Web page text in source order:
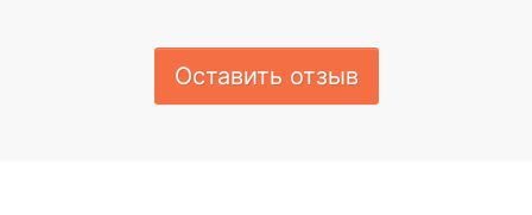
Оставить отзыв